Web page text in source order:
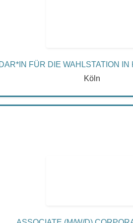
FÜR DIE WAHLSTATION
Köln